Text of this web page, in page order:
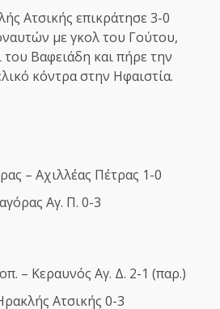
Ατσικής επικράτησε 3-0
με γκολ του Γούτου,
Βαφειάδη και πήρε την
κόντρα στην Ηφαιστία.
– Αχιλλέας Πέτρας 1-0
Αγ. Π. 0-3
– Κεραυνός Αγ. Δ. 2-1 (παρ.)
Ατσικής 0-3